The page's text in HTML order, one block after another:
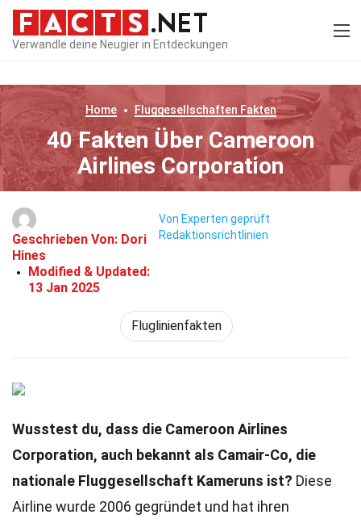
Verwandle deine Neugier in Entdeckungen
Home Fluggesellschaften Fakten
40 Fakten Über Cameroon
Airlines Corporation
Geschrieben Von: Dori
Hines
Modified & Updated:
13 Jan 2025
Von Experten geprüft
Redaktionsrichtlinien
Fluglinienfakten
Wusstest du, dass die Cameroon Airlines
Corporation, auch bekannt als Camair-Co, die
nationale Fluggesellschaft Kameruns ist? Diese
Airline wurde 2006 gegründet und hat ihren